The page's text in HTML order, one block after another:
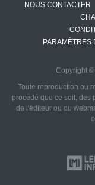
NOUS CONTACTER
PARAMÈTRES
Copyright
Toute reproduction ou
procédé que ce soit, des
de l'éditeur ou du